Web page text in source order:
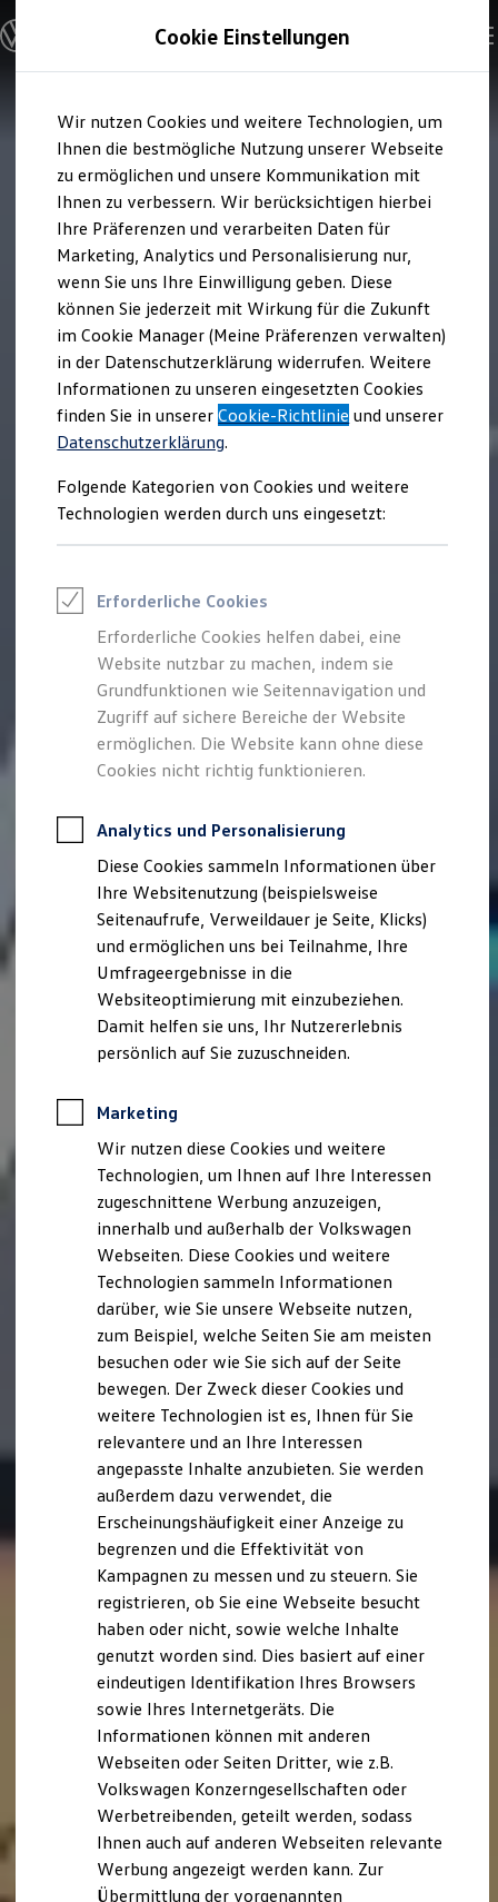
Hauptinhalt
springen
Footer
springen
Modelle und Konfigurator
Konfigurator
Modelle vergleichen
Elektroautos
ENERGY Sondermodelle
Nutzfahrzeuge
SUV und CUV
Familienautos
Kombis
Kompaktwagen
Sportwagen
Schnell verfügbare Fahrzeuge
Angebote und Produkte
Aktuelle Angebote
E-Auto-Förderung
Volkswagen Marktplatz
Die ENERGY Sondermodelle
Junge Gebrauchtwagen und Gebrauchtwagen
Volkswagen Zertifizierte Gebrauchtwagen
Elektromobilität bei Gebrauchtwagen
Saisonangebote
Reifenpakete
Leasing
Leasing-Angebote
Elektroauto Leasing
Kleinwagen-Leasing
Leasing ohne Anzahlung
Finanzierung
Autokredit mit Schlussrate
Versicherungen und Garantien
Kfz-Versicherung
Restschuldversicherungen
Garantien
Professional Class bei Volkswagen
Behörden
Direktkunden
Sonderfahrzeuge
Anpfiff zum Gewinn
Elektromobilität
Elektroautos
ID. Tutorials
Elektrofahrzeugkonzepte
ID. EVERY1
Reichweite
Rekuperation
Laden unterwegs
Laden Zuhause
Ladestationen finden
Ladezeitensimulator
Batterie
Sicherheit
Nachhaltigkeit
Technologie
Kosten und Kauf
Verbrauchskosten
Kaufoptionen
E-Auto-Förderung
Software und Konnektivität
Die ID. Software 6
ID. Software Versionen und Updates
Digitale Extras
Schnittstellen zu Ihrem ID.
Marke und Erlebnis
Volkswagen R und R Experience
R-Modelle
R Experience
Driving Experience
Volkswagen entdecken
Werkbesichtigung
Lifestyle Shop
T-Roc Kollektion
Golf Kollektion
Volkswagen Kollektion
R-Kollektion
GTI Kollektion
Fußball Drop
we drive football
#wedriveproud
Besitzer und Service
Cookie Einstellungen
Wir nutzen Cookies und weitere Technologien, um
Ihnen die bestmögliche Nutzung unserer Webseite
zu ermöglichen und unsere Kommunikation mit
Ihnen zu verbessern. Wir berücksichtigen hierbei
Ihre Präferenzen und verarbeiten Daten für
Marketing, Analytics und Personalisierung nur,
wenn Sie uns Ihre Einwilligung geben. Diese
können Sie jederzeit mit Wirkung für die Zukunft
im Cookie Manager (Meine Präferenzen verwalten)
in der Datenschutzerklärung widerrufen. Weitere
Informationen zu unseren eingesetzten Cookies
finden Sie in unsererCookie-Richtlinie und unserer
Datenschutzerklärung.
Folgende Kategorien von Cookies und weitere
Technologien werden durch uns eingesetzt:
Erforderliche Cookies
Erforderliche Cookies helfen dabei, eine
Website nutzbar zu machen, indem sie
Grundfunktionen wie Seitennavigation und
Zugriff auf sichere Bereiche der Website
ermöglichen. Die Website kann ohne diese
Cookies nicht richtig funktionieren.
Analytics und Personalisierung
Diese Cookies sammeln Informationen über
Ihre Websitenutzung (beispielsweise
Seitenaufrufe, Verweildauer je Seite, Klicks)
und ermöglichen uns bei Teilnahme, Ihre
Umfrageergebnisse in die
Websiteoptimierung mit einzubeziehen.
Damit helfen sie uns, Ihr Nutzererlebnis
persönlich auf Sie zuzuschneiden.
Marketing
Wir nutzen diese Cookies und weitere
Technologien, um Ihnen auf Ihre Interessen
zugeschnittene Werbung anzuzeigen,
innerhalb und außerhalb der Volkswagen
Webseiten. Diese Cookies und weitere
Technologien sammeln Informationen
darüber, wie Sie unsere Webseite nutzen,
zum Beispiel, welche Seiten Sie am meisten
besuchen oder wie Sie sich auf der Seite
bewegen. Der Zweck dieser Cookies und
weitere Technologien ist es, Ihnen für Sie
relevantere und an Ihre Interessen
angepasste Inhalte anzubieten. Sie werden
außerdem dazu verwendet, die
Erscheinungshäufigkeit einer Anzeige zu
begrenzen und die Effektivität von
Kampagnen zu messen und zu steuern. Sie
registrieren, ob Sie eine Webseite besucht
haben oder nicht, sowie welche Inhalte
genutzt worden sind. Dies basiert auf einer
eindeutigen Identifikation Ihres Browsers
sowie Ihres Internetgeräts. Die
Informationen können mit anderen
Webseiten oder Seiten Dritter, wie z.B.
Volkswagen Konzerngesellschaften oder
Werbetreibenden, geteilt werden, sodass
Ihnen auch auf anderen Webseiten relevante
Werbung angezeigt werden kann. Zur
Übermittlung der vorgenannten